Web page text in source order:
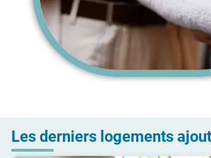
Les derniers logements